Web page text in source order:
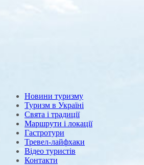
Новини туризму
Туризм в Україні
Свята і традиції
Маршрути і локації
Гастротури
Тревел-лайфхаки
Відео туристів
Контакти